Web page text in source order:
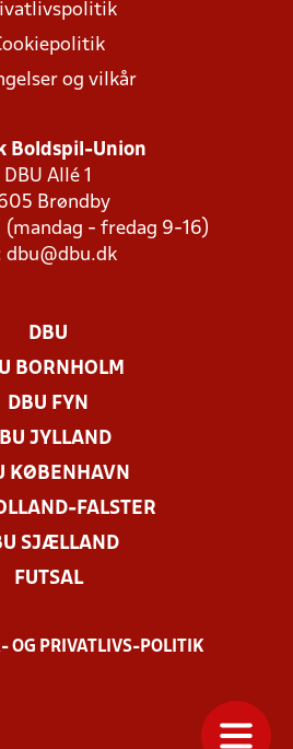
og vilkår
Boldspil-Union
DBU Allé 1
Brøndby
(mandag - fredag 9-16)
dbu@dbu.dk
DBU
BORNHOLM
DBU FYN
JYLLAND
KØBENHAVN
FALSTER
SJÆLLAND
FUTSAL
OG PRIVATLIVS-POLITIK